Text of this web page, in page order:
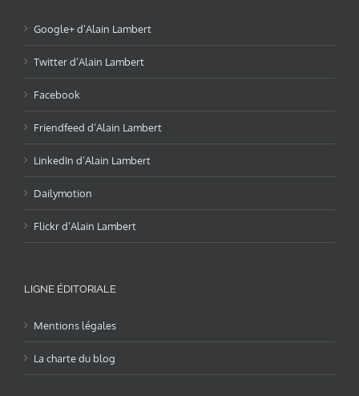
Google+ d’Alain Lambert
Twitter d’Alain Lambert
Facebook
Friendfeed d’Alain Lambert
LinkedIn d’Alain Lambert
Dailymotion
Flickr d’Alain Lambert
LIGNE ÉDITORIALE
Mentions légales
La charte du blog